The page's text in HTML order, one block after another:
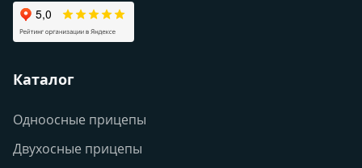
Каталог
Одноосные прицепы
Двухосные прицепы